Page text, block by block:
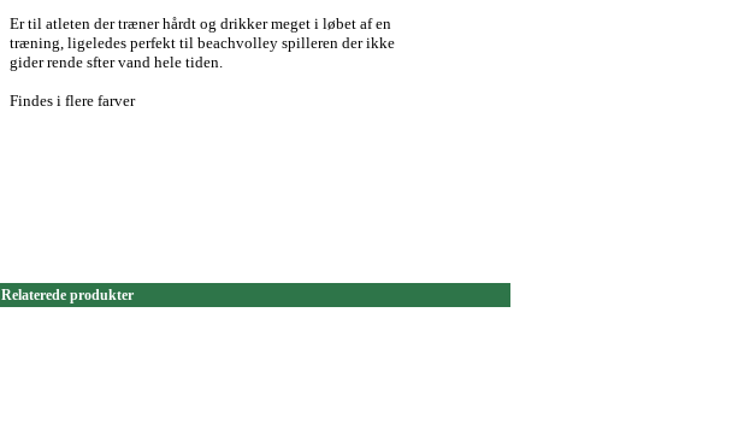
Er til atleten der træner hårdt og drikker meget i løbet af en
træning, ligeledes perfekt til beachvolley spilleren der ikke
gider rende sfter vand hele tiden.
Findes i flere farver
Relaterede produkter